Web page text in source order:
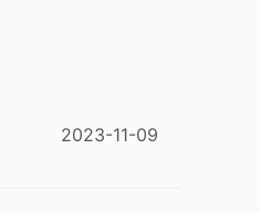
2023-11-09